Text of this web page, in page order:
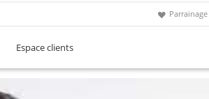
Parrainage
Espace clients